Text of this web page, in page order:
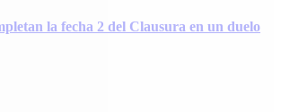
la fecha 2 del Clausura en un duelo